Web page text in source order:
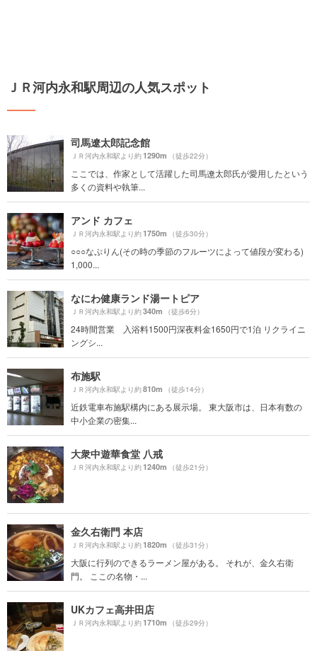
ＪＲ河内永和駅周辺の人気スポット
司馬遼太郎記念館
ＪＲ河内永和駅より約1290m （徒歩22分）
ここでは、作家として活躍した司馬遼太郎氏が愛用したという
多くの資料や執筆...
アンド カフェ
ＪＲ河内永和駅より約1750m （徒歩30分）
○○○なぷりん(その時の季節のフルーツによって値段が変わる)
1,000...
なにわ健康ランド湯ートピア
ＪＲ河内永和駅より約340m （徒歩6分）
24時間営業 入浴料1500円深夜料金1650円で1泊 リクライニ
ングシ...
布施駅
ＪＲ河内永和駅より約810m （徒歩14分）
近鉄電車布施駅構内にある展示場。 東大阪市は、日本有数の
中小企業の密集...
大衆中遊華食堂 八戒
ＪＲ河内永和駅より約1240m （徒歩21分）
金久右衛門 本店
ＪＲ河内永和駅より約1820m （徒歩31分）
大阪に行列のできるラーメン屋がある。 それが、金久右衛
門。 ここの名物・...
UKカフェ高井田店
ＪＲ河内永和駅より約1710m （徒歩29分）